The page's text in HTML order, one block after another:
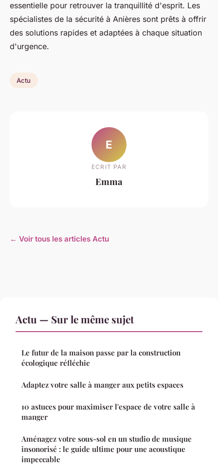
essentielle pour retrouver la tranquillité d'esprit. Les
spécialistes de la sécurité à Anières sont prêts à offrir
des solutions rapides et adaptées à chaque situation
d'urgence.
Actu
E
ECRIT PAR
Emma
← Voir tous les articles Actu
Actu — Sur le même sujet
Le futur de la maison passe par la construction
écologique réfléchie
Adaptez votre salle à manger aux petits espaces
10 astuces pour maximiser l'espace de votre salle à
manger
Aménagez votre sous-sol en un studio de musique
insonorisé : le guide ultime pour une acoustique
impeccable